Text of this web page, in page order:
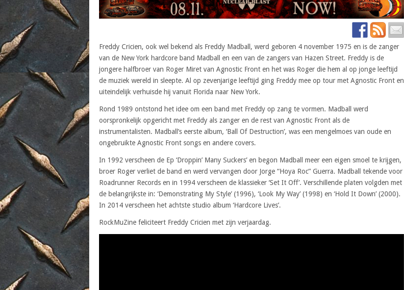
Freddy Cricien, ook wel bekend als Freddy Madball, werd geboren 4 november 1975 en is de zanger
van de New York hardcore band Madball en een van de zangers van Hazen Street. Freddy is de
jongere halfbroer van Roger Miret van Agnostic Front en het was Roger die hem al op jonge leeftijd
de muziek wereld in sleepte. Al op zevenjarige leeftijd ging Freddy mee op tour met Agnostic Front en
uiteindelijk verhuisde hij vanuit Florida naar New York.
Rond 1989 ontstond het idee om een band met Freddy op zang te vormen. Madball werd
oorspronkelijk opgericht met Freddy als zanger en de rest van Agnostic Front als de
instrumentalisten. Madball’s eerste album, ‘Ball Of Destruction’, was een mengelmoes van oude en
ongebruikte Agnostic Front songs en andere covers.
In 1992 verscheen de Ep ‘Droppin’ Many Suckers’ en begon Madball meer een eigen smoel te krijgen,
broer Roger verliet de band en werd vervangen door Jorge “Hoya Roc” Guerra. Madball tekende voor
Roadrunner Records en in 1994 verscheen de klassieker ‘Set It Off’. Verschillende platen volgden met
de belangrijkste in: ‘Demonstrating My Style’ (1996), ‘Look My Way’ (1998) en ‘Hold It Down’ (2000).
In 2014 verscheen het achtste studio album ‘Hardcore Lives’.
RockMuZine feliciteert Freddy Cricien met zijn verjaardag.